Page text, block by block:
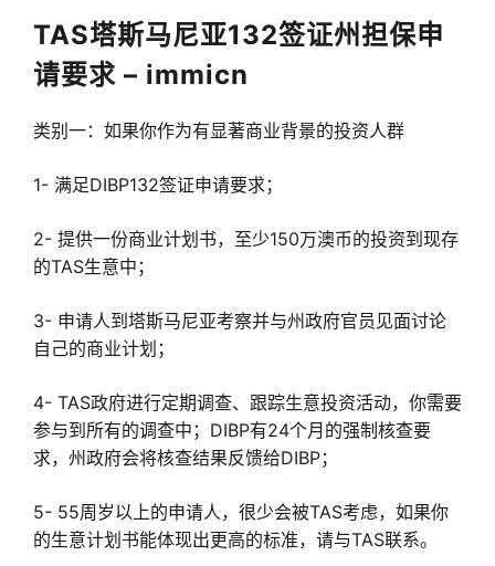
TAS塔斯马尼亚132签证州担保申
请要求 – immicn
类别一：如果你作为有显著商业背景的投资人群
1- 满足DIBP132签证申请要求；
2- 提供一份商业计划书，至少150万澳币的投资到现存
的TAS生意中；
3- 申请人到塔斯马尼亚考察并与州政府官员见面讨论
自己的商业计划；
4- TAS政府进行定期调查、跟踪生意投资活动，你需要
参与到所有的调查中；DIBP有24个月的强制核查要
求，州政府会将核查结果反馈给DIBP；
5- 55周岁以上的申请人，很少会被TAS考虑，如果你
的生意计划书能体现出更高的标准，请与TAS联系。